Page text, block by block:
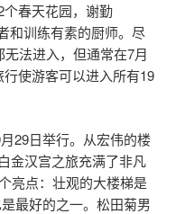
春天花园，谢勤
和训练有素的厨师。尽
法进入，但通常在7月
使游客可以进入所有19
29日举行。从宏伟的楼
金汉宫之旅充满了非凡
亮点：壮观的大楼梯是
最好的之一。松田菊男